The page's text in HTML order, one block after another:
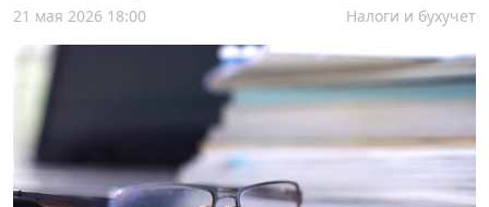
21 мая 2026 18:00 Налоги и бухучет